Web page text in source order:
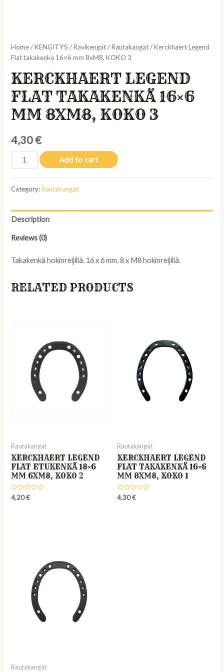
Home/KENGITYS /Ravikengät/Rautakangät/ Kerckhaert Legend
Flat takakenkä 16×6 mm 8xM8, KOKO 3
KERCKHAERT LEGEND
FLAT TAKAKENKÄ 16×6
MM 8XM8, KOKO 3
4,30€
Kerckhaert
Legend
takakenkä
mm
KOKO
quantity
Add to cart
Category:Rautakangät
Description
Reviews (0)
Takakenkä hokinreijillä. 16 x 6 mm. 8 x M8 hokinreijillä.
RELATED PRODUCTS
Rautakangät
KERCKHAERT LEGEND
FLAT ETUKENKÄ 18×6
MM 6XM8, KOKO 2
Rated
0
4,20€
Rautakangät
KERCKHAERT LEGEND
FLAT TAKAKENKÄ 16×6
MM 8XM8, KOKO 1
Rated
0
4,30€
Rautakangät